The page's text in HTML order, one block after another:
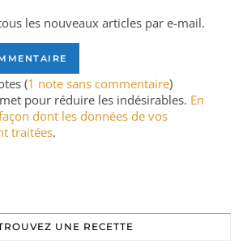
les nouveaux articles par e-mail.
(1 note sans commentaire)
pour réduire les indésirables. En
dont les données de vos
traitées.
UNE RECETTE